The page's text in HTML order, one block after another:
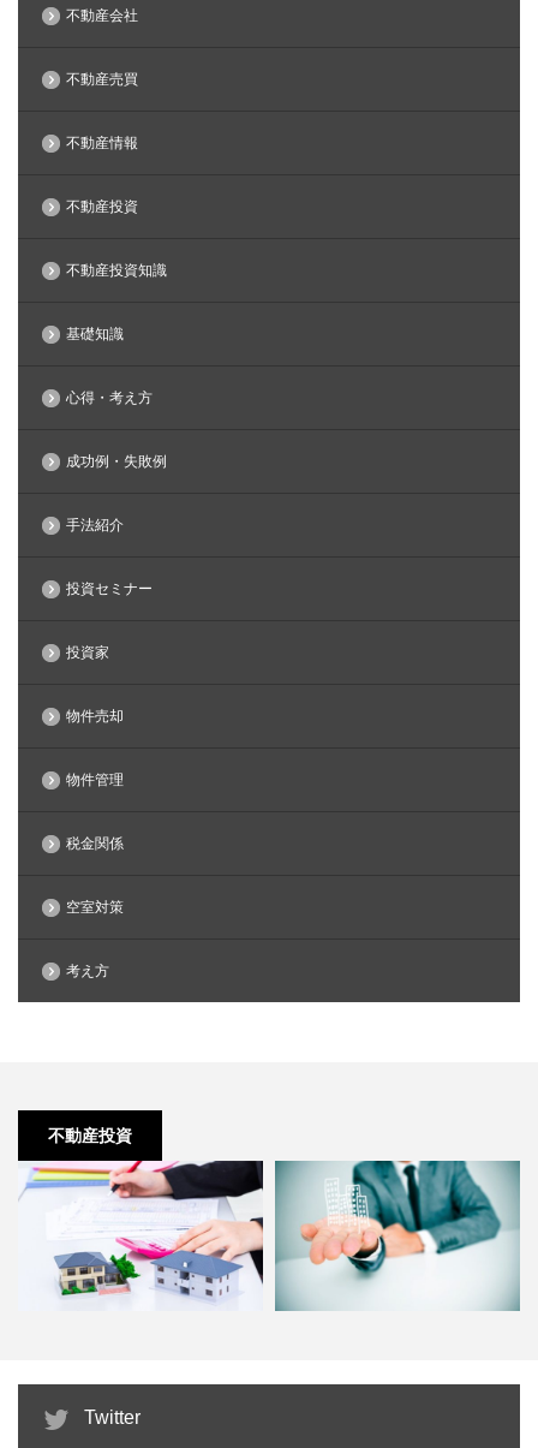
不動産会社
不動産売買
不動産情報
不動産投資
不動産投資知識
基礎知識
心得・考え方
成功例・失敗例
手法紹介
投資セミナー
投資家
物件売却
物件管理
税金関係
空室対策
考え方
不動産投資
不動産投資にはステップも大切で
Twitter